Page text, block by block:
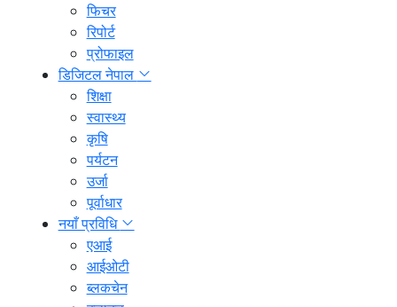
फिचर
रिपोर्ट
प्रोफाइल
डिजिटल नेपाल
शिक्षा
स्वास्थ्य
कृषि
पर्यटन
उर्जा
पूर्वाधार
नयाँ प्रविधि
एआई
आईओटी
ब्लकचेन